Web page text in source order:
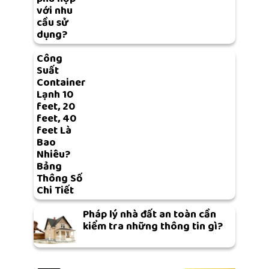
với nhu
cầu sử
dụng?
Công
Suất
Container
Lạnh 10
feet, 20
feet, 40
feet Là
Bao
Nhiêu?
Bảng
Thông Số
Chi Tiết
Pháp lý nhà đất an toàn cần
kiểm tra những thông tin gì?